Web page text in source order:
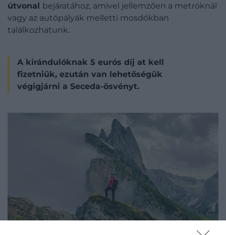
útvonal bejáratához, amivel jellemzően a metróknál
vagy az autópályák melletti mosdókban
találkozhatunk.
A kirándulóknak 5 eurós díj at kell
fizetniük, ezután van lehetőségük
végigjárni a Seceda-ösvényt.